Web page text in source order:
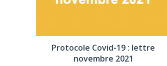
Protocole Covid-19 : lettre
novembre 2021